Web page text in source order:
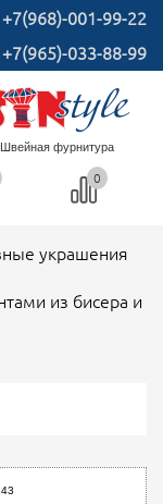
+7(968)-001-99-22
+7(965)-033-88-99
Швейная фурнитура
0
украшения
из бисера и